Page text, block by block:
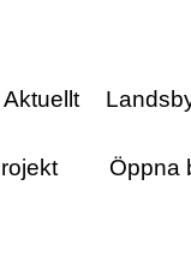
Aktuellt
Öppna